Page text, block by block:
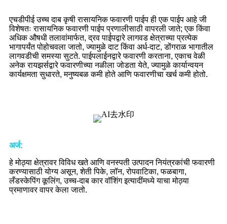
एचडीपीई उच्च दाब कृषी रासायनिक फवारणी पाईप ही एक पाईप आहे जी
विशेषतः रासायनिक फवारणी पाईप प्रणालीसाठी वापरली जाते; एक किंवा
अधिक औषधी तलावांमार्फत, द्रव पाईपद्वारे लागवड क्षेत्राच्या प्रत्येक
भागापर्यंत पोहोचवला जातो, ज्यामुळे दाट किंवा अर्ध-दाट, डोंगराळ भागातील
लागवडीची समस्या सुटते. पाईपलाईनद्वारे फवारणी करताना, एकाच वेळी
अनेक रायझर्सद्वारे फवारणीच्या नळीला जोडता येते, ज्यामुळे कार्यान्वयन
कार्यक्षमता सुधारते, मनुष्यबळ कमी होते आणि फवारणीचा खर्च कमी होतो.
अर्ज:
हे मोठ्या क्षेत्रावर विविध खते आणि वनस्पती उत्पादन नियंत्रकांची फवारणी
करण्यासाठी योग्य असून, शेती पिके, लॉन, रोपवाटिका, फळबागा,
लँडस्केपिंग कूलिंग, उच्च-दाब कार वॉशिंग इत्यादींमध्ये याचा मोठ्या
प्रमाणावर वापर केला जातो.